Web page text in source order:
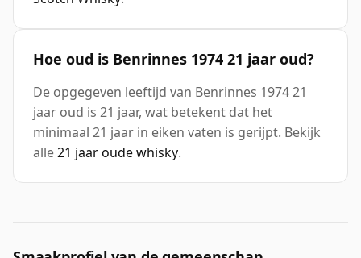
Hoe oud is Benrinnes 1974 21 jaar oud?
De opgegeven leeftijd van Benrinnes 1974 21
jaar oud is 21 jaar, wat betekent dat het
minimaal 21 jaar in eiken vaten is gerijpt. Bekijk
alle21 jaar oude whisky.